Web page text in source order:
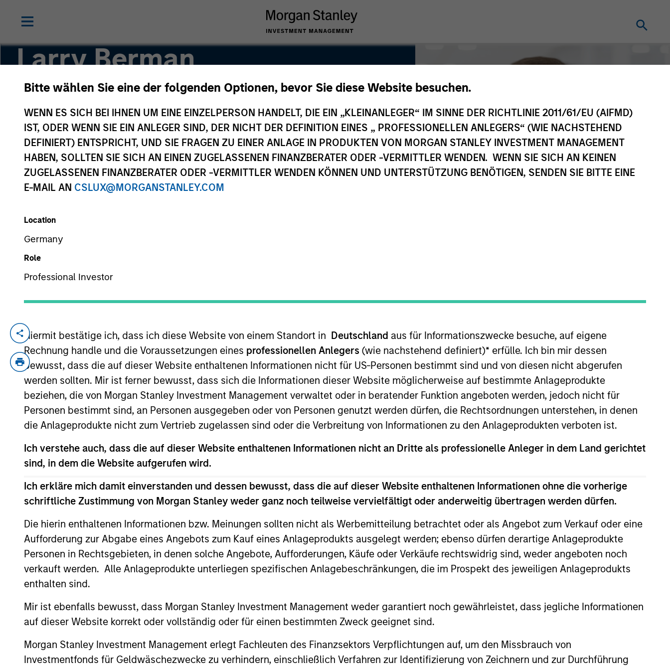
Bitte wählen Sie eine der folgenden Optionen, bevor Sie diese Website besuchen.
WENN ES SICH BEI IHNEN UM EINE EINZELPERSON HANDELT, DIE EIN „KLEINANLEGER“ IM SINNE DER RICHTLINIE 2011/61/EU (AIFMD)
IST, ODER WENN SIE EIN ANLEGER SIND, DER NICHT DER DEFINITION EINES „ PROFESSIONELLEN ANLEGERS“ (WIE NACHSTEHEND
DEFINIERT) ENTSPRICHT, UND SIE FRAGEN ZU EINER ANLAGE IN PRODUKTEN VON MORGAN STANLEY INVESTMENT MANAGEMENT
HABEN, SOLLTEN SIE SICH AN EINEN ZUGELASSENEN FINANZBERATER ODER -VERMITTLER WENDEN. WENN SIE SICH AN KEINEN
ZUGELASSENEN FINANZBERATER ODER -VERMITTLER WENDEN KÖNNEN UND UNTERSTÜTZUNG BENÖTIGEN, SENDEN SIE BITTE EINE
E-MAIL AN CSLUX@MORGANSTANLEY.COM
Location
Germany
Role
Professional Investor
Hiermit bestätige ich, dass ich diese Website von einem Standort in Deutschland aus für Informationszwecke besuche, auf eigene
Rechnung handle und die Voraussetzungen eines professionellen Anlegers (wie nachstehend definiert)* erfülle. Ich bin mir dessen
bewusst, dass die auf dieser Website enthaltenen Informationen nicht für US-Personen bestimmt sind und von diesen nicht abgerufen
werden sollten. Mir ist ferner bewusst, dass sich die Informationen dieser Website möglicherweise auf bestimmte Anlageprodukte
beziehen, die von Morgan Stanley Investment Management verwaltet oder in beratender Funktion angeboten werden, jedoch nicht für
Personen bestimmt sind, an Personen ausgegeben oder von Personen genutzt werden dürfen, die Rechtsordnungen unterstehen, in denen
die Anlageprodukte nicht zum Vertrieb zugelassen sind oder die Verbreitung von Informationen zu den Anlageprodukten verboten ist.
Ich verstehe auch, dass die auf dieser Website enthaltenen Informationen nicht an Dritte als professionelle Anleger in dem Land gerichtet
sind, in dem die Website aufgerufen wird.
Ich erkläre mich damit einverstanden und dessen bewusst, dass die auf dieser Website enthaltenen Informationen ohne die vorherige
schriftliche Zustimmung von Morgan Stanley weder ganz noch teilweise vervielfältigt oder anderweitig übertragen werden dürfen.
Die hierin enthaltenen Informationen bzw. Meinungen sollten nicht als Werbemitteilung betrachtet oder als Angebot zum Verkauf oder eine
Aufforderung zur Abgabe eines Angebots zum Kauf eines Anlageprodukts ausgelegt werden; ebenso dürfen derartige Anlageprodukte
Personen in Rechtsgebieten, in denen solche Angebote, Aufforderungen, Käufe oder Verkäufe rechtswidrig sind, weder angeboten noch
verkauft werden. Alle Anlageprodukte unterliegen spezifischen Anlagebeschränkungen, die im Prospekt des jeweiligen Anlageprodukts
enthalten sind.
Mir ist ebenfalls bewusst, dass Morgan Stanley Investment Management weder garantiert noch gewährleistet, dass jegliche Informationen
auf dieser Website korrekt oder vollständig oder für einen bestimmten Zweck geeignet sind.
Morgan Stanley Investment Management erlegt Fachleuten des Finanzsektors Verpflichtungen auf, um den Missbrauch von
Investmentfonds für Geldwäschezwecke zu verhindern, einschließlich Verfahren zur Identifizierung von Zeichnern und zur Durchführung
Larry Berman
Managing Director
YEARS OF INDUSTRY EXPERIENCE
35 Years
Larry oversees the portfolio management and trading of the Parametric Liquid Alternatives Investment Strategies including
commodities, VRP, and related options strategies. Prior to joining Parametric in 2006 (originally as an employee of Managed Risk
Advisors, which was acquired by Parametric in 2007), Larry was a principal at Wolverine Trading, one of the largest options
market-makers in the world. At Wolverine, he was the head trader in charge of all trading in the New York office on the American
Stock Exchange and the COMEX, and he was responsible for over 90 equity/index options as well as market-making in ETFs and
structured products. He earned a BS in business administration from Boston University.
May not represent all Team Members.
The information on this page is for informational purposes only. The information contained herein does not constitute and should not be construed as an
purchase or sale would be unlawful under the securities, insurance or other laws of such jurisdiction.
All investing involves risks, including a loss of principal.
Please refer to the strategy detail page for important information on the strategy, including additional risk considerations.
Morgan Stanley Careers